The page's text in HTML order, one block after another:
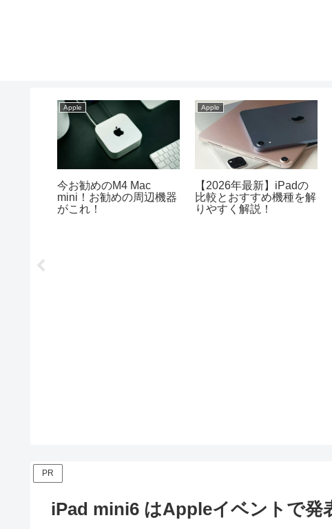
Apple
M1搭載MacBook Airや
Mac mini等はいつまで使
える？
Apple
メモリ24GB以上なら
MacBook AirよりProが
安心！？
PR
iPad mini6 はAppleイベントで発